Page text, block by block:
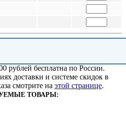
рублей бесплатна по России.
доставки и системе скидок в
смотрите на этой странице.
ТОВАРЫ: